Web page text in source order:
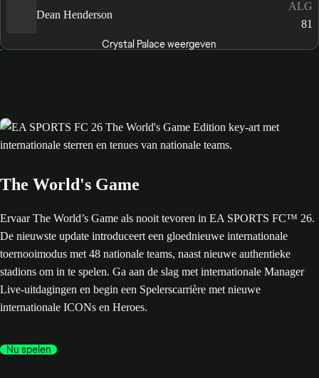
Dean Henderson
ALG
81
Crystal Palace weergeven
The World's Game
Ervaar The World’s Game als nooit tevoren in EA SPORTS FC™ 26.
De nieuwste update introduceert een gloednieuwe internationale
toernooimodus met 48 nationale teams, naast nieuwe authentieke
stadions om in te spelen. Ga aan de slag met internationale Manager
Live-uitdagingen en begin een Spelerscarrière met nieuwe
internationale ICONs en Heroes.
Nu spelen